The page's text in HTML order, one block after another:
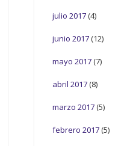
julio 2017 (4)
junio 2017 (12)
mayo 2017 (7)
abril 2017 (8)
marzo 2017 (5)
febrero 2017 (5)